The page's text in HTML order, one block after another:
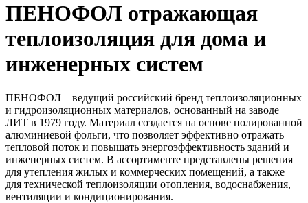
ПЕНОФОЛ отражающая
теплоизоляция для дома и
инженерных систем
ПЕНОФОЛ – ведущий российский бренд теплоизоляционных
и гидроизоляционных материалов, основанный на заводе
ЛИТ в 1979 году. Материал создается на основе полированной
алюминиевой фольги, что позволяет эффективно отражать
тепловой поток и повышать энергоэффективность зданий и
инженерных систем. В ассортименте представлены решения
для утепления жилых и коммерческих помещений, а также
для технической теплоизоляции отопления, водоснабжения,
вентиляции и кондиционирования.